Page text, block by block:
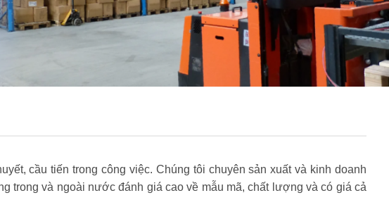
cầu tiến trong công việc. Chúng tôi chuyên sản xuất và kinh doanh
trong và ngoài nước đánh giá cao về mẫu mã, chất lượng và có giá cả